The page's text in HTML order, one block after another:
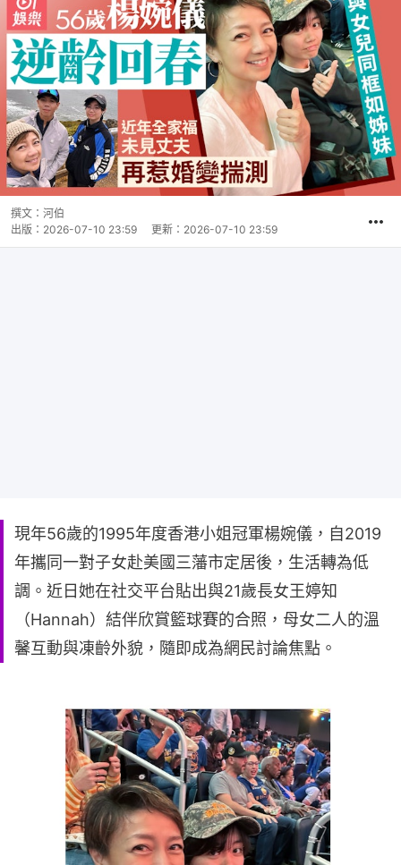
撰文： 河伯
出版： 2026-07-10 23:59 更新： 2026-07-10 23:59
現年56歲的1995年度香港小姐冠軍楊婉儀，自2019
年攜同一對子女赴美國三藩市定居後，生活轉為低
調。近日她在社交平台貼出與21歲長女王婷知
（Hannah）結伴欣賞籃球賽的合照，母女二人的溫
馨互動與凍齡外貌，隨即成為網民討論焦點。